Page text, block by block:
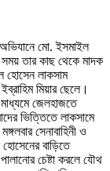
মো. ইসমাইল
তার কাছ থেকে মাদক
হোসেন লাকসাম
মিয়ার ছেলে।
জেলহাজতে
ভিত্তিতে লাকসামে
সেনাবাহিনী ও
বাড়িতে
চেষ্টা করলে যৌথ